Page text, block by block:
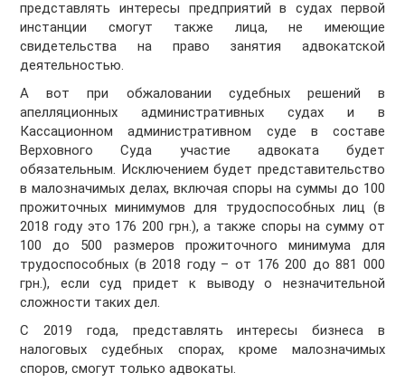
представлять интересы предприятий в судах первой
инстанции смогут также лица, не имеющие
свидетельства на право занятия адвокатской
деятельностью.
А вот при обжаловании судебных решений в
апелляционных административных судах и в
Кассационном административном суде в составе
Верховного Суда участие адвоката будет
обязательным. Исключением будет представительство
в малозначимых делах, включая споры на суммы до 100
прожиточных минимумов для трудоспособных лиц (в
2018 году это 176 200 грн.), а также споры на сумму от
100 до 500 размеров прожиточного минимума для
трудоспособных (в 2018 году – от 176 200 до 881 000
грн.), если суд придет к выводу о незначительной
сложности таких дел.
С 2019 года, представлять интересы бизнеса в
налоговых судебных спорах, кроме малозначимых
споров, смогут только адвокаты.